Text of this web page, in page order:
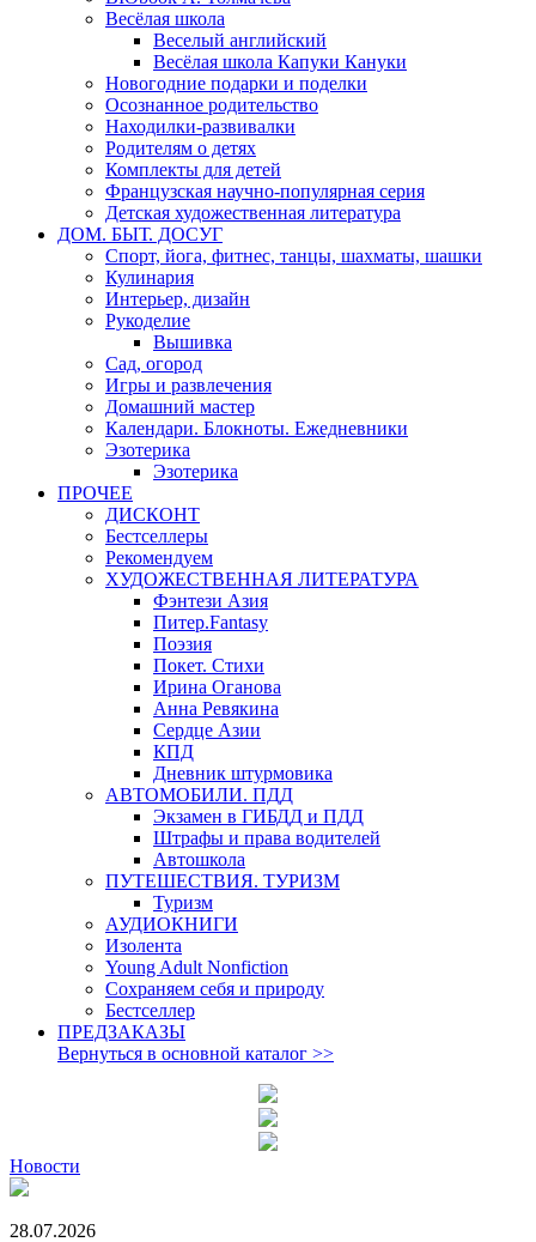
Весёлая школа
Веселый английский
Весёлая школа Капуки Кануки
Новогодние подарки и поделки
Осознанное родительство
Находилки-развивалки
Родителям о детях
Комплекты для детей
Французская научно-популярная серия
Детская художественная литература
ДОМ. БЫТ. ДОСУГ
Спорт, йога, фитнес, танцы, шахматы, шашки
Кулинария
Интерьер, дизайн
Рукоделие
Вышивка
Сад, огород
Игры и развлечения
Домашний мастер
Календари. Блокноты. Ежедневники
Эзотерика
Эзотерика
ПРОЧЕЕ
ДИСКОНТ
Бестселлеры
Рекомендуем
ХУДОЖЕСТВЕННАЯ ЛИТЕРАТУРА
Фэнтези Азия
Питер.Fantasy
Поэзия
Покет. Стихи
Ирина Оганова
Анна Ревякина
Сердце Азии
КПД
Дневник штурмовика
АВТОМОБИЛИ. ПДД
Экзамен в ГИБДД и ПДД
Штрафы и права водителей
Автошкола
ПУТЕШЕСТВИЯ. ТУРИЗМ
Туризм
АУДИОКНИГИ
Изолента
Young Adult Nonfiction
Сохраняем себя и природу
Бестселлер
ПРЕДЗАКАЗЫ
Вернуться в основной каталог >>
Новости
28.07.2026